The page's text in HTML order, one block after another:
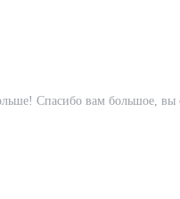
Спасибо вам большое,